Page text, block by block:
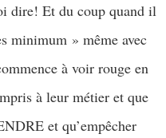
dire! Et du coup quand il
minimum » même avec
à voir rouge en
à leur métier et que
et qu’empêcher